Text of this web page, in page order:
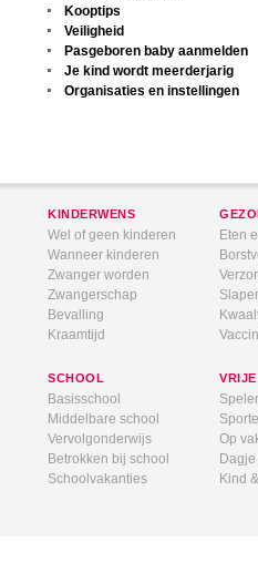
Kooptips
Veiligheid
Pasgeboren baby aanmelden
Je kind wordt meerderjarig
Organisaties en instellingen
KINDERWENS
Wel of geen kinderen
Wanneer kinderen
Zwanger worden
Zwangerschap
Bevalling
Kraamtijd
Eten
SCHOOL
Basisschool
Middelbare school
Vervolgonderwijs
Betrokken bij school
Schoolvakanties
Op
Kind